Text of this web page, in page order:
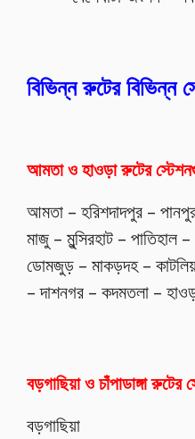
বিভিন্ন রুটের বিভিন্ন
আমতা ও হাওড়া রুটের
আমতা – হরিশদাদপুর –
মাজু – মুন্সিরহাট – পাতিহাল
ডোমজুড় – মাকড়দহ –
– দাশনগর – কদমতলা –
বড়গাছিয়া ও চাঁপাডাঙ্গা
বড়গাছিয়া